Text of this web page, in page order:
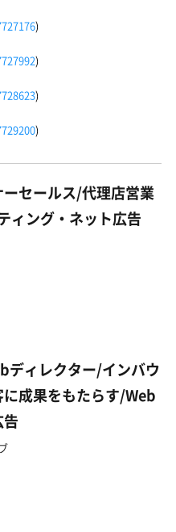
)
)
)
)
ーセールス/代理店営業
ィング・ネット広告
ディレクター/インバウ
成果をもたらす/Web